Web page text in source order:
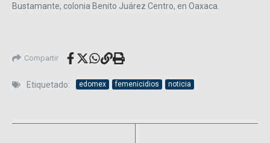
Bustamante, colonia Benito Juárez Centro, en Oaxaca.
Compartir
Etiquetado: edomex femenicidios noticia